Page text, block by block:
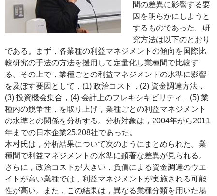
間の差異に影響する要
因を明らかにしようと
するものであった。研
究方法は以下のとおり
である。まず，各業種の利益マネジメントの傾向を国際比
較研究の手法の方法を援用して定量化し業種間で比較す
る。その上で，業種ごとの利益マネジメントの水準に影響
を及ぼす要因として，(1) 政治コスト，(2) 資金調達方法，
(3) 投資機会集合，(4) 会計上のフレキシキビリティ，(5) 業
種内の競争性，を取り上げ，業種ごとの利益マネジメント
の水準との関係を分析する。分析対象は，2004年から2011
年までの日本企業25,208社であった。
木村氏は，分析結果について次のようにまとめられた。業
種間で利益マネジメントの水準に顕著な差異が見られる。
さらに，政治コストが大きい，負債による資金調達のウエ
イトが高い業種では，利益マネジメントが実施される可能
性が高い。また，この結果は，異なる業種分類を用いた場